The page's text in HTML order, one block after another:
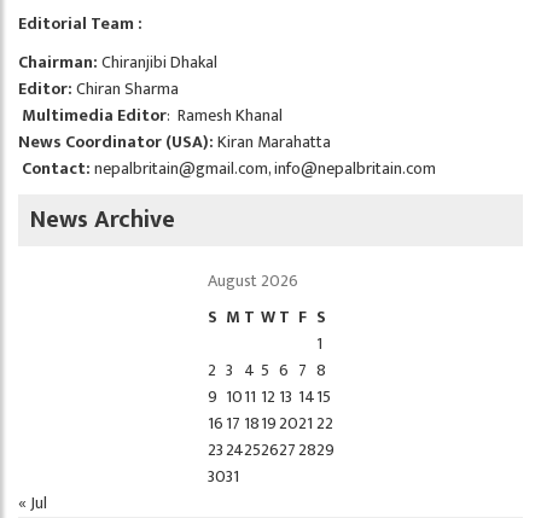
Editorial Team :
Chairman:Chiranjibi Dhakal
Editor:Chiran Sharma
Multimedia Editor: Ramesh Khanal
News Coordinator (USA):Kiran Marahatta
Contact:nepalbritain@gmail.com,info@nepalbritain.com
News Archive
August 2026
S M T WT F S
1
2 3 4 5 6 7 8
9 1011 12 13 1415
1617 1819202122
23242526272829
3031
« Jul